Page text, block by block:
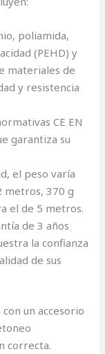
poliamida,
(PEHD) y
materiales de
y resistencia
CE EN
garantiza su
el peso varía
metros, 370 g
el de 5 metros.
de 3 años
la confianza
de sus
con un accesorio
correcta.